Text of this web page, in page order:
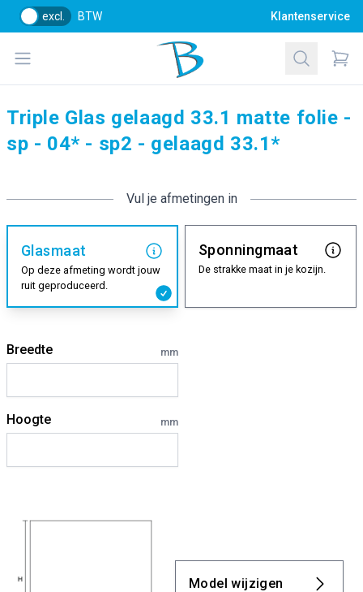
excl. BTW Klantenservice
Open menu
Bol Glascentrum B.V.
Zoeken
Triple Glas gelaagd 33.1 matte folie -
sp - 04* - sp2 - gelaagd 33.1*
Vul je afmetingen in
Glasmaat
Op deze afmeting wordt jouw
ruit geproduceerd.
Sponningmaat
De strakke maat in je kozijn.
Breedte mm
Hoogte mm
Model wijzigen